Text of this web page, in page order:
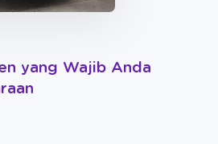
yang Wajib Anda